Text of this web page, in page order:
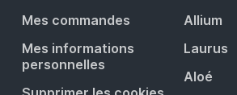
Mes commandes
Mes informations
personnelles
Allium
Laurus
Aloé